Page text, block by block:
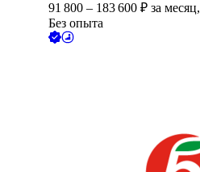
91 800 – 183 600 ₽ за месяц,
Без опыта